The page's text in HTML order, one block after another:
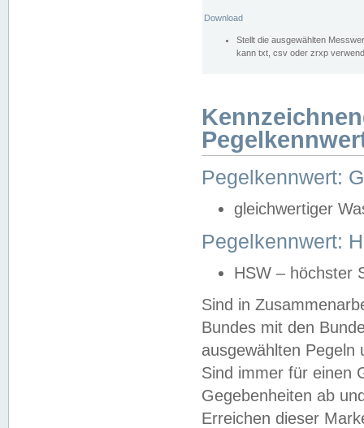
Download
Stellt die ausgewählten
kann txt, csv oder zrxp
Pegelkennwert:
gleichwertiger
Pegelkennwert:
HSW – höchster
Sind in
Bundes mit den
ausgewählten
Sind immer für einen
Gegebenheiten ab
Erreichen dieser